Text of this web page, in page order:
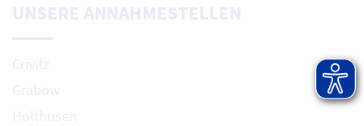
UNSERE ANNAHMESTELLEN
Crivitz
Grabow
Holthusen